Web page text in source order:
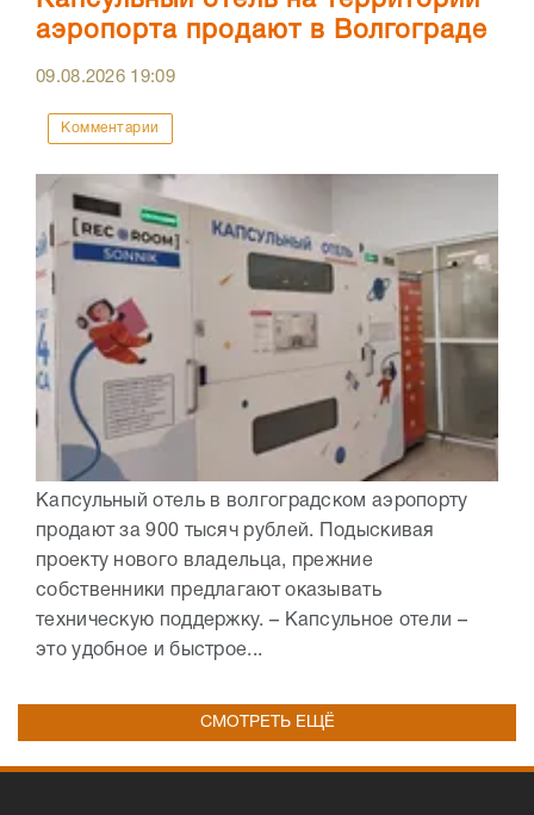
аэропорта продают в Волгограде
09.08.2026 19:09
Комментарии
Капсульный отель в волгоградском аэропорту
продают за 900 тысяч рублей. Подыскивая
проекту нового владельца, прежние
собственники предлагают оказывать
техническую поддержку. – Капсульное отели –
это удобное и быстрое...
СМОТРЕТЬ ЕЩЁ